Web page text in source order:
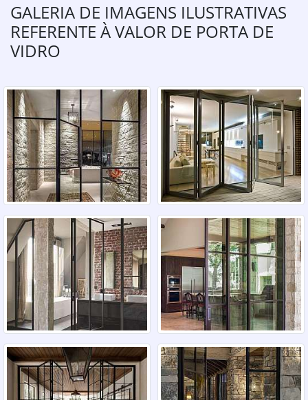
GALERIA DE IMAGENS ILUSTRATIVAS
REFERENTE À VALOR DE PORTA DE
VIDRO